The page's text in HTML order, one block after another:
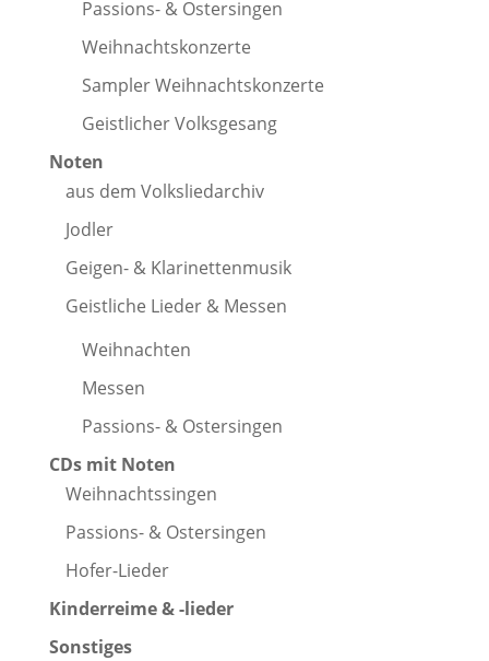
Passions- & Ostersingen
Weihnachtskonzerte
Sampler Weihnachtskonzerte
Geistlicher Volksgesang
Noten
aus dem Volksliedarchiv
Jodler
Geigen- & Klarinettenmusik
Geistliche Lieder & Messen
Weihnachten
Messen
Passions- & Ostersingen
CDs mit Noten
Weihnachtssingen
Passions- & Ostersingen
Hofer-Lieder
Kinderreime & -lieder
Sonstiges